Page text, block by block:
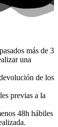
más de 3
una
de los
previas a la
48h hábiles